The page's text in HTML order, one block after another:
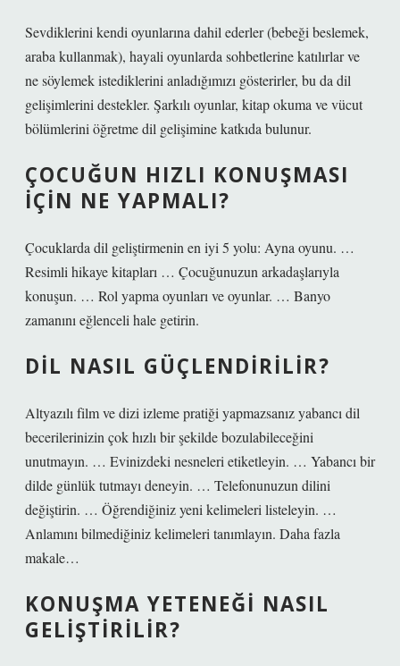
Sevdiklerini kendi oyunlarına dahil ederler (bebeği beslemek,
araba kullanmak), hayali oyunlarda sohbetlerine katılırlar ve
ne söylemek istediklerini anladığımızı gösterirler, bu da dil
gelişimlerini destekler. Şarkılı oyunlar, kitap okuma ve vücut
bölümlerini öğretme dil gelişimine katkıda bulunur.
ÇOCUĞUN HIZLI KONUŞMASI
IÇIN NE YAPMALI?
Çocuklarda dil geliştirmenin en iyi 5 yolu: Ayna oyunu. …
Resimli hikaye kitapları … Çocuğunuzun arkadaşlarıyla
konuşun. … Rol yapma oyunları ve oyunlar. … Banyo
zamanını eğlenceli hale getirin.
DIL NASIL GÜÇLENDIRILIR?
Altyazılı film ve dizi izleme pratiği yapmazsanız yabancı dil
becerilerinizin çok hızlı bir şekilde bozulabileceğini
unutmayın. … Evinizdeki nesneleri etiketleyin. … Yabancı bir
dilde günlük tutmayı deneyin. … Telefonunuzun dilini
değiştirin. … Öğrendiğiniz yeni kelimeleri listeleyin. …
Anlamını bilmediğiniz kelimeleri tanımlayın. Daha fazla
makale…
KONUŞMA YETENEĞI NASIL
GELIŞTIRILIR?